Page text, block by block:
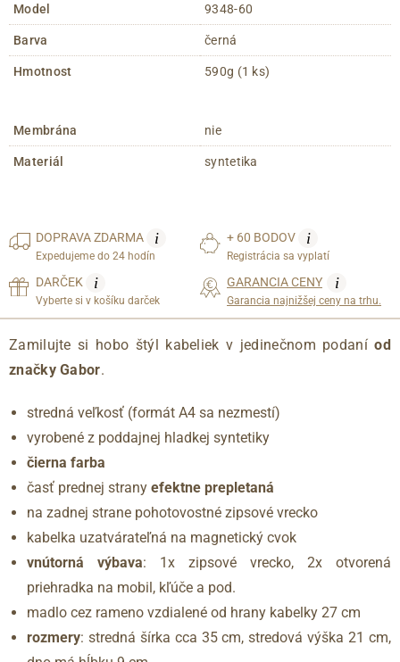
Model 9348-60
Barva černá
Hmotnost 590g (1 ks)
Membrána nie
Materiál syntetika
DOPRAVAZDARMA i
Expedujeme do 24 hodín
+ 60 BODOV i
Registrácia sa vyplatí
DARČEK i
Vyberte si v košíku darček
GARANCIA CENY i
Garancia najnižšej ceny na trhu.
Zamilujte si hobo štýl kabeliek v jedinečnom podaníod
značky Gabor.
stredná veľkosť (formát A4 sa nezmestí)
vyrobené z poddajnej hladkej syntetiky
čierna farba
časť prednej strany efektne prepletaná
na zadnej strane pohotovostné zipsové vrecko
kabelka uzatvárateľná na magnetický cvok
vnútorná výbava: 1x zipsové vrecko, 2x otvorená
priehradka na mobil, kľúče a pod.
madlo cez rameno vzdialené od hrany kabelky 27 cm
rozmery: stredná šírka cca 35 cm, stredová výška 21 cm,